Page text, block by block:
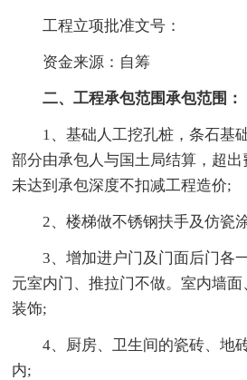
工程立项批准文号：
资金来源：自筹
二、工程承包范围承包范围：
1、基础人工挖孔桩，条石基
部分由承包人与国土局结算，超出
未达到承包深度不扣减工程造价;
2、楼梯做不锈钢扶手及仿瓷
3、增加进户门及门面后门各
元室内门、推拉门不做。室内墙
装饰;
4、厨房、卫生间的瓷砖、地
内;